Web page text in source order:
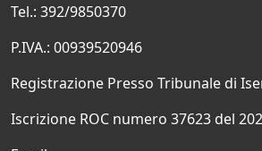
Tel.: 392/9850370
P.IVA.: 00939520946
Registrazione Presso Tribunale di
Iscrizione ROC numero 37623 del